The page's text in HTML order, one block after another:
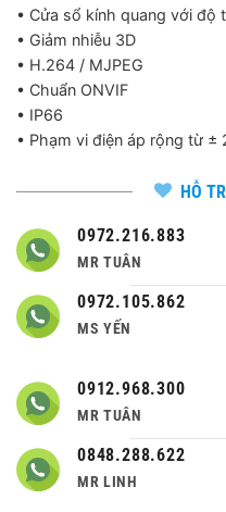
• Cửa sổ kính quang với độ
• Giảm nhiễu 3D
• H.264 / MJPEG
• Chuẩn ONVIF
• IP66
• Phạm vi điện áp rộng từ ±
HỖ
0972.216.883
MR TUÂN
0972.105.862
MS YẾN
0912.968.300
MR TUÂN
0848.288.622
MR LINH